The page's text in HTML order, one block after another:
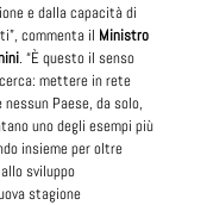
e dalla capacità di
commenta il Ministro
. “È questo il senso
mettere in rete
Paese, da solo,
uno degli esempi più
insieme per oltre
sviluppo
stagione